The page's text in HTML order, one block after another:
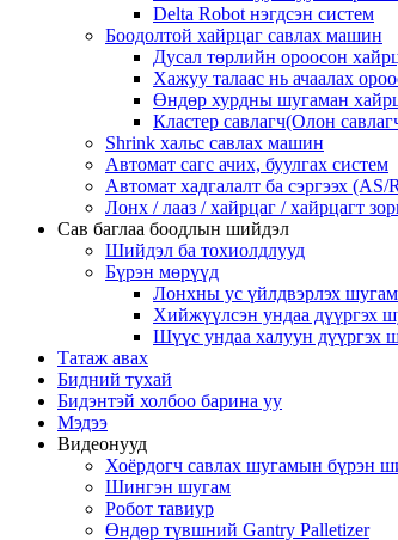
Delta Robot нэгдсэн систем
Боодолтой хайрцаг савлах машин
Дусал төрлийн ороосон
Хажуу талаас нь ачаалах
Өндөр хурдны шугаман
Кластер савлагч(Олон
Shrink хальс савлах машин
Автомат сагс ачих, буулгах систем
Автомат хадгалалт ба сэргээх (AS/
Лонх / лааз / хайрцаг / хайрцагт
Сав баглаа боодлын шийдэл
Шийдэл ба тохиолдлууд
Бүрэн мөрүүд
Лонхны ус үйлдвэрлэх шугам
Хийжүүлсэн ундаа дүүргэх
Шүүс ундаа халуун дүүргэх
Татаж авах
Бидний тухай
Бидэнтэй холбоо барина уу
Мэдээ
Видеонууд
Хоёрдогч савлах шугамын бүрэн
Шингэн шугам
Робот тавиур
Өндөр түвшний Gantry Palletizer